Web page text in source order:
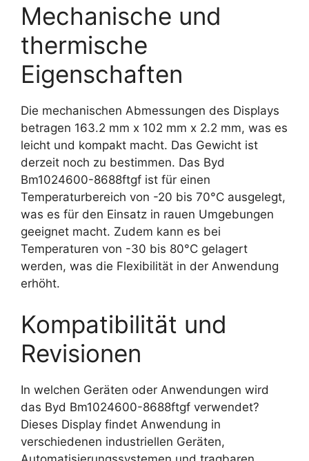
Mechanische und
thermische
Eigenschaften
Die mechanischen Abmessungen des Displays
betragen 163.2 mm x 102 mm x 2.2 mm, was es
leicht und kompakt macht. Das Gewicht ist
derzeit noch zu bestimmen. Das Byd
Bm1024600-8688ftgf ist für einen
Temperaturbereich von -20 bis 70°C ausgelegt,
was es für den Einsatz in rauen Umgebungen
geeignet macht. Zudem kann es bei
Temperaturen von -30 bis 80°C gelagert
werden, was die Flexibilität in der Anwendung
erhöht.
Kompatibilität und
Revisionen
In welchen Geräten oder Anwendungen wird
das Byd Bm1024600-8688ftgf verwendet?
Dieses Display findet Anwendung in
verschiedenen industriellen Geräten,